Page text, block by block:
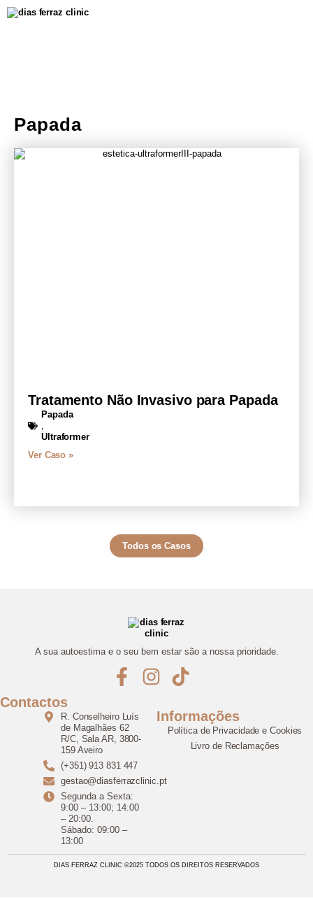
Papada
Tratamento Não Invasivo para Papada
Papada
Ultraformer
Ver Caso »
Todos os Casos
A sua autoestima e o seu bem estar são a nossa prioridade.
Informações
Política de Privacidade e Cookies
Livro de Reclamações
Contactos
R. Conselheiro Luís
de Magalhães 62
R/C, Sala AR, 3800-
159 Aveiro
(+351) 913 831 447
gestao@diasferrazclinic.pt
Segunda a Sexta:
9:00 – 13:00; 14:00
– 20:00.
Sábado: 09:00 –
13:00
DIAS FERRAZ CLINIC ©2025 TODOS OS DIREITOS RESERVADOS